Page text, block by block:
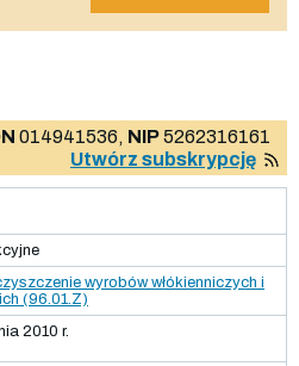
014941536, NIP5262316161
Utwórz subskrypcję
wyrobów włókienniczych i
(96.01.Z)
2010 r.